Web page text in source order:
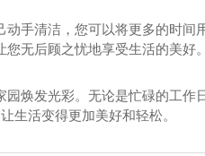
手清洁，您可以将更多的时间
无后顾之忧地享受生活的美好。
焕发光彩。无论是忙碌的工作
生活变得更加美好和轻松。